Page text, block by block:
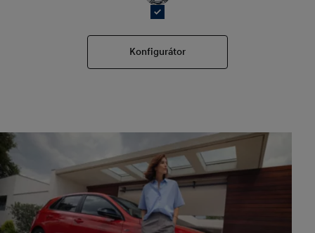
Konfigurátor